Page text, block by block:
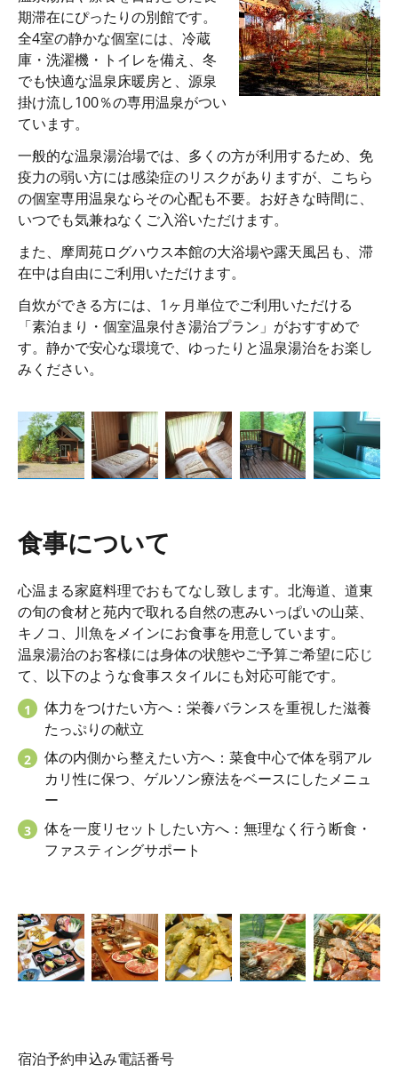
期滞在にぴったりの別館です。
全4室の静かな個室には、冷蔵
庫・洗濯機・トイレを備え、冬
でも快適な温泉床暖房と、源泉
掛け流し100％の専用温泉がつい
ています。
一般的な温泉湯治場では、多くの方が利用するため、免
疫力の弱い方には感染症のリスクがありますが、こちら
の個室専用温泉ならその心配も不要。お好きな時間に、
いつでも気兼ねなくご入浴いただけます。
また、摩周苑ログハウス本館の大浴場や露天風呂も、滞
在中は自由にご利用いただけます。
自炊ができる方には、1ヶ月単位でご利用いただける
「素泊まり・個室温泉付き湯治プラン」がおすすめで
す。静かで安心な環境で、ゆったりと温泉湯治をお楽し
みください。
食事について
心温まる家庭料理でおもてなし致します。北海道、道東
の旬の食材と苑内で取れる自然の恵みいっぱいの山菜、
キノコ、川魚をメインにお食事を用意しています。
温泉湯治のお客様には身体の状態やご予算ご希望に応じ
て、以下のような食事スタイルにも対応可能です。
体力をつけたい方へ：栄養バランスを重視した滋養
たっぷりの献立
体の内側から整えたい方へ：菜食中心で体を弱アル
カリ性に保つ、ゲルソン療法をベースにしたメニュ
ー
体を一度リセットしたい方へ：無理なく行う断食・
ファスティングサポート
宿泊予約申込み電話番号